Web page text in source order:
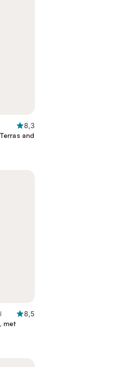
8,3
and
8,5
met